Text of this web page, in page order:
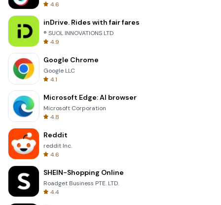
4.6
inDrive. Rides with fair fares
® SUOL INNOVATIONS LTD
4.9
Google Chrome
Google LLC
4.1
Microsoft Edge: AI browser
Microsoft Corporation
4.8
Reddit
reddit Inc.
4.6
SHEIN-Shopping Online
Roadget Business PTE. LTD.
4.4